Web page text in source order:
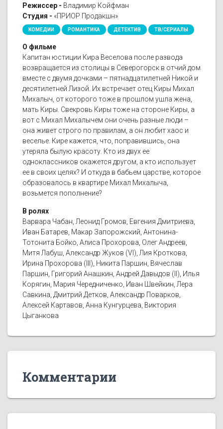
Режиссер - Владимир Койфман
Студия - «ПРИОР Продакшн»
КОМЕДИИ РОМАНТИКА ДЕТЕКТИВ ТВ/СЕРИАЛЫ
О фильме
Капитан юстиции Кира Веселова после развода
возвращается из столицы в Северогорск в отчий дом
вместе с двумя дочками – пятнадцатилетней Никой и
десятилетней Лизой. Их встречает отец Киры Михал
Михалыч, от которого тоже в прошлом ушла жена,
мать Киры. Свекровь Киры тоже на стороне Киры, а
вот с Михал Михалычем они очень разные люди –
она живет строго по правилам, а он любит хаос и
веселье. Кире кажется, что, поправившись, она
утеряла былую красоту. Кто из двух ее
одноклассников окажется другом, а кто использует
ее в своих целях? И откуда в бабьем царстве, которое
образовалось в квартире Михал Михалыча,
возьмется пополнение?
В ролях
Варвара Чабан, Леонид Громов, Евгения Дмитриева,
Иван Батарев, Макар Запорожский, Антонина-
Тотонита Бойко, Алиса Прохорова, Олег Андреев,
Митя Лабуш, Александр Жуков (VI), Лия Кроткова,
Ирина Прохорова (III), Никита Паршин, Вячеслав
Паршин, Григорий Анашкин, Андрей Давыдов (II), Илья
Корягин, Мария Чередниченко, Иван Швейкин, Лера
Савкина, Дмитрий Детков, Александр Поварков,
Алексей Картавов, Анна Кунгурцева, Виктория
Цыганкова
Комментарии